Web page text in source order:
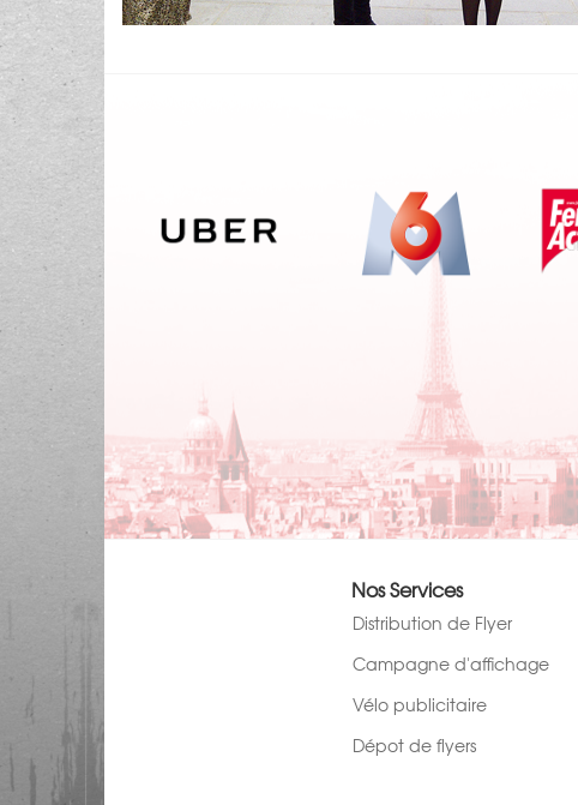
Nos Services
Distribution de Flyer
Campagne d'affichage
Vélo publicitaire
Dépot de flyers